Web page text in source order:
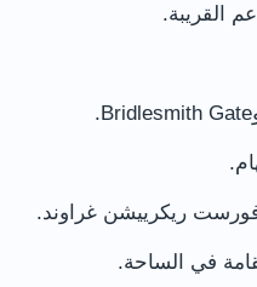
القريبة.
فورست ريكرييشن غراوند.
في الساحة.